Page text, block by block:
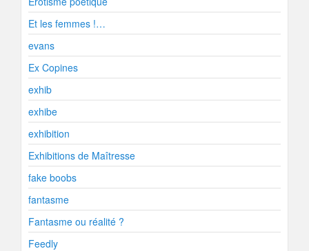
Et les femmes !…
evans
Ex Copines
exhib
exhibe
exhibition
Exhibitions de Maîtresse
fake boobs
fantasme
Fantasme ou réalité ?
Feedly